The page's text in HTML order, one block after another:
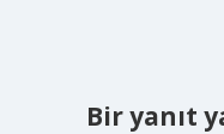
Bir yanıt